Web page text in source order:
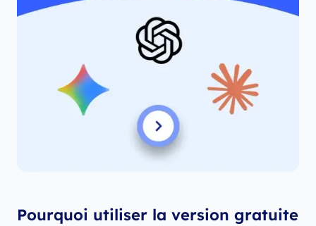
Pourquoi utiliser la version gratuite